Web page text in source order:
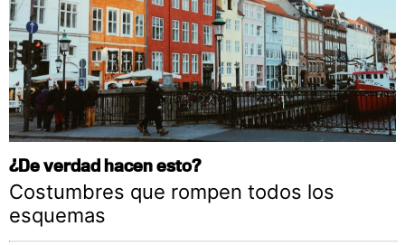
¿De verdad hacen esto?
Costumbres que rompen todos los
esquemas